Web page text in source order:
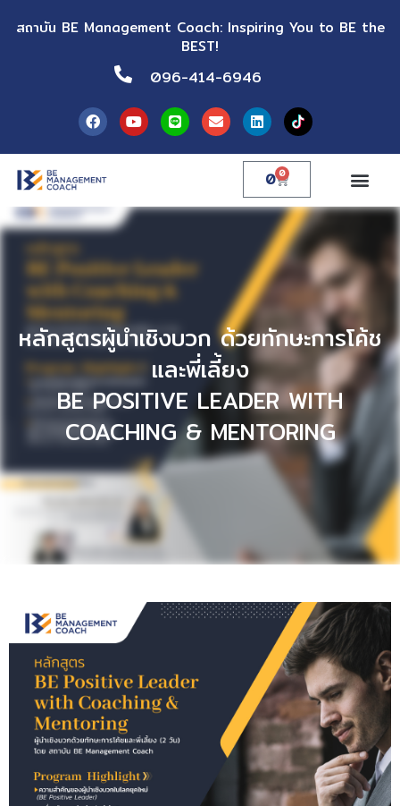
สถาบัน BE Management Coach: Inspiring You to BE the
BEST!
096-414-6946
0 0
หลักสูตรผู้นำเชิงบวก ด้วยทักษะการโค้ช
และพี่เลี้ยง
BE POSITIVE LEADER WITH
COACHING & MENTORING